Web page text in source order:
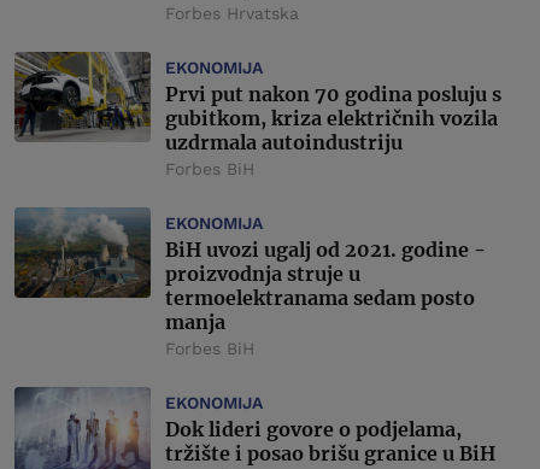
Forbes Hrvatska
EKONOMIJA
Prvi put nakon 70 godina posluju s
gubitkom, kriza električnih vozila
uzdrmala autoindustriju
Forbes BiH
EKONOMIJA
BiH uvozi ugalj od 2021. godine -
proizvodnja struje u
termoelektranama sedam posto
manja
Forbes BiH
EKONOMIJA
Dok lideri govore o podjelama,
tržište i posao brišu granice u BiH